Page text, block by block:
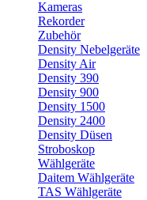
Kameras
Rekorder
Zubehör
Density Nebelgeräte
Density Air
Density 390
Density 900
Density 1500
Density 2400
Density Düsen
Stroboskop
Wählgeräte
Daitem Wählgeräte
TAS Wählgeräte